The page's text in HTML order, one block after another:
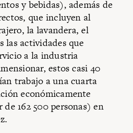
y bebidas), además de
que incluyen al
la lavandera, el
las actividades que
a la industria
estos casi 40
trabajo a una cuarta
económicamente
162 500 personas) en